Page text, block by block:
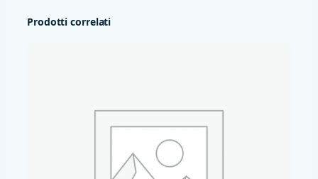
M
Prodotti correlati